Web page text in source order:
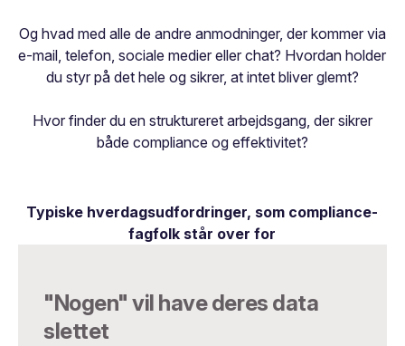
Og hvad med alle de andre anmodninger, der kommer via
e-mail, telefon, sociale medier eller chat? Hvordan holder
du styr på det hele og sikrer, at intet bliver glemt?
Hvor finder du en struktureret arbejdsgang, der sikrer
både compliance og effektivitet?
Typiske hverdagsudfordringer, som compliance-
fagfolk står over for
"Nogen" vil have deres data
slettet